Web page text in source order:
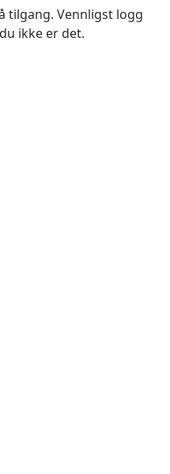
tilgang. Vennligst logg
ikke er det.